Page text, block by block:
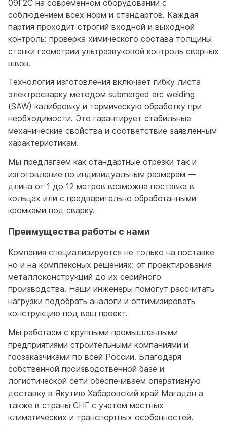
09Г2С на современном оборудовании с
соблюдением всех норм и стандартов. Каждая
партия проходит строгий входной и выходной
контроль: проверка химического состава толщины
стенки геометрии ультразвуковой контроль сварных
швов.
Технология изготовления включает гибку листа
электросварку методом submerged arc welding
(SAW) калибровку и термическую обработку при
необходимости. Это гарантирует стабильные
механические свойства и соответствие заявленным
характеристикам.
Мы предлагаем как стандартные отрезки так и
изготовление по индивидуальным размерам —
длина от 1 до 12 метров возможна поставка в
кольцах или с предварительно обработанными
кромками под сварку.
Преимущества работы с нами
Компания специализируется не только на поставке
но и на комплексных решениях: от проектирования
металлоконструкций до их серийного
производства. Наши инженеры помогут рассчитать
нагрузки подобрать аналоги и оптимизировать
конструкцию под ваш проект.
Мы работаем с крупными промышленными
предприятиями строительными компаниями и
госзаказчиками по всей России. Благодаря
собственной производственной базе и
логистической сети обеспечиваем оперативную
доставку в Якутию Хабаровский край Магадан а
также в страны СНГ с учетом местных
климатических и транспортных особенностей.